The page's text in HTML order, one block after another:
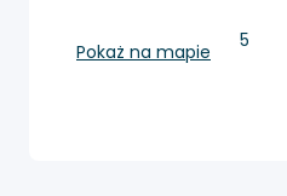
Wrocław, Weigla 5
Pokaż na mapie